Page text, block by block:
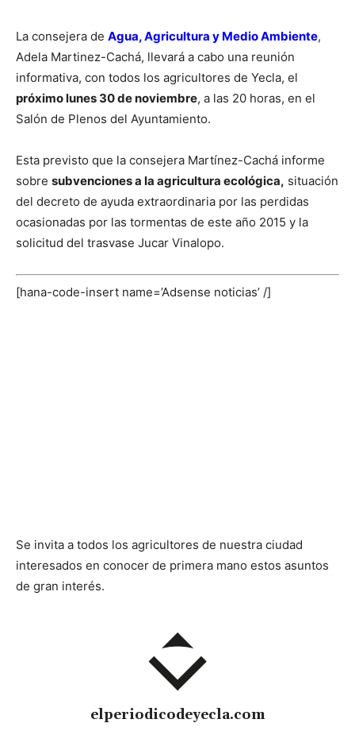
La consejera de Agua, Agricultura y Medio Ambiente,
Adela Martinez-Cachá, llevará a cabo una reunión
informativa, con todos los agricultores de Yecla, el
próximo lunes 30 de noviembre, a las 20 horas, en el
Salón de Plenos del Ayuntamiento.
Esta previsto que la consejera Martínez-Cachá informe
sobre subvenciones a la agricultura ecológica, situación
del decreto de ayuda extraordinaria por las perdidas
ocasionadas por las tormentas de este año 2015 y la
solicitud del trasvase Jucar Vinalopo.
[hana-code-insert name=’Adsense noticias’ /]
Se invita a todos los agricultores de nuestra ciudad
interesados en conocer de primera mano estos asuntos
de gran interés.
elperiodicodeyecla.com